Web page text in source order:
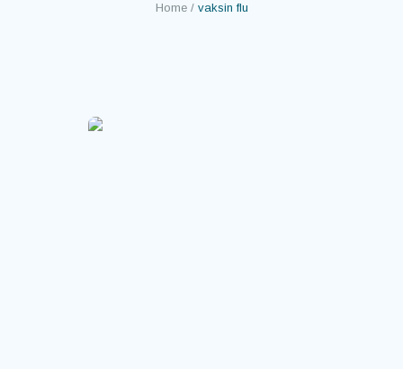
Home / vaksin flu